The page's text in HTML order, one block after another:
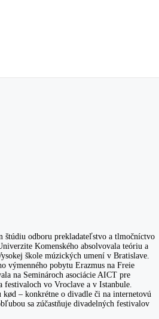
štúdiu odboru prekladateľstvo a tlmočníctvo
Komenského absolvovala teóriu a
škole múzických umení v Bratislave.
výmenného pobytu Erazmus na Freie
na Seminároch asociácie AICT pre
vo Vroclave a v Istanbule.
kød – konkrétne o divadle či na internetovú
sa zúčastňuje divadelných festivalov